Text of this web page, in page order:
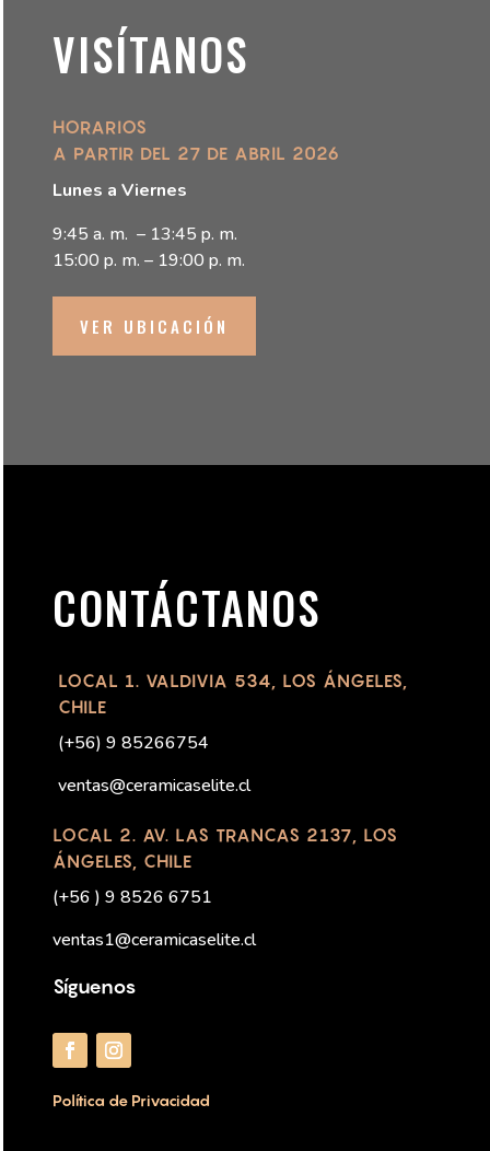
VISÍTANOS
HORARIOS
A PARTIR DEL 27 DE ABRIL 2026
Lunes a Viernes
9:45 a. m. – 13:45 p. m.
15:00 p. m. – 19:00 p. m.
VER UBICACIÓN
CONTÁCTANOS
LOCAL 1. VALDIVIA 534, LOS ÁNGELES,
CHILE
(+56) 9 85266754
ventas@ceramicaselite.cl
LOCAL 2. AV. LAS TRANCAS 2137, LOS
ÁNGELES, CHILE
(+56 ) 9 8526 6751
ventas1@ceramicaselite.cl
Síguenos
Política de Privacidad